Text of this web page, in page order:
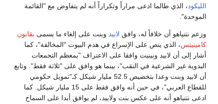
الليكود، الذي طالما ادعى مراراً وتكراراً أنه لم يتفاوض مع "القائمة
الموحدة".
وزعم نتنياهو أن خلافاً له، وافق لابيد وبنت على إلغاء ما يسمى بقانون
كامينيتس، الذي ينص على الإسراع في هدم البيوت "المخالفة"، كما
أشار إلى أن لابيد وبينيت وافقا على الاعتراف "بمعظم التجمعات
البدوية غير الشرعية في النقب"، بينما هو وافق على "ثلاثة فقط". وتابع
أن لابيد وبنت وعدا بتخصيص 52.5 مليار شيكل كـ"تمويل حكومي
للقطاع العربي"، في حين أنه وافق فقط على 15 مليار شيكل. كما
ادعى نتنياهو أنه على عكس بنت ولابيد، لم يوافق أبدا على السماح